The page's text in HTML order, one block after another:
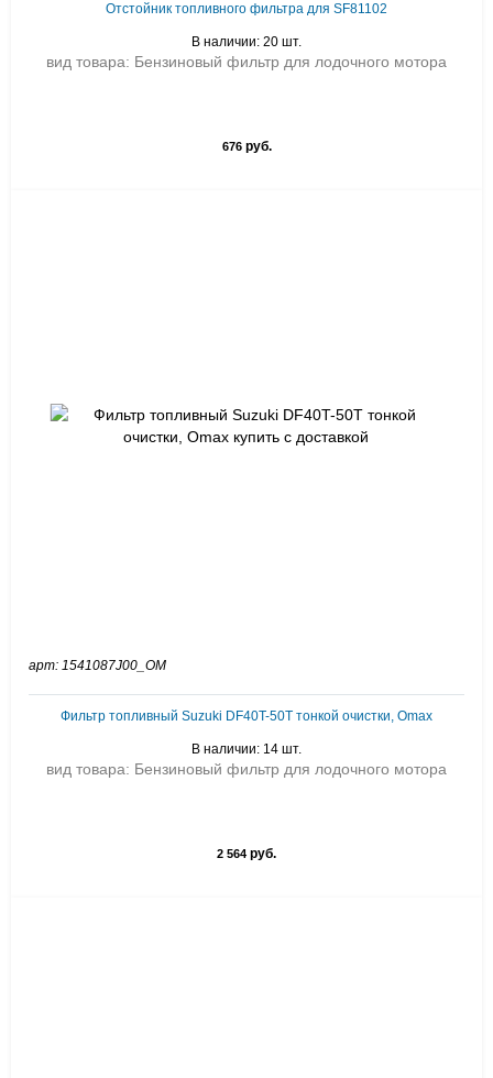
Отстойник топливного фильтра для SF81102
В наличии: 20 шт.
вид товара: Бензиновый фильтр для лодочного мотора
676руб.
арт: 1541087J00_OM
Фильтр топливный Suzuki DF40T-50T тонкой очистки, Omax
В наличии: 14 шт.
вид товара: Бензиновый фильтр для лодочного мотора
2 564 руб.